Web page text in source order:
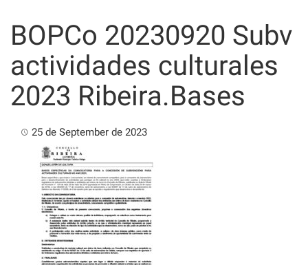
content
BOPCo 20230920 Subv
actividades culturales
2023 Ribeira.Bases
25 de September de 2023